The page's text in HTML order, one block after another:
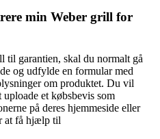
min Weber grill for
til garantien, skal du normalt gå
og udfylde en formular med
om produktet. Du vil
et købsbevis som
på deres hjemmeside eller
at få hjælp til